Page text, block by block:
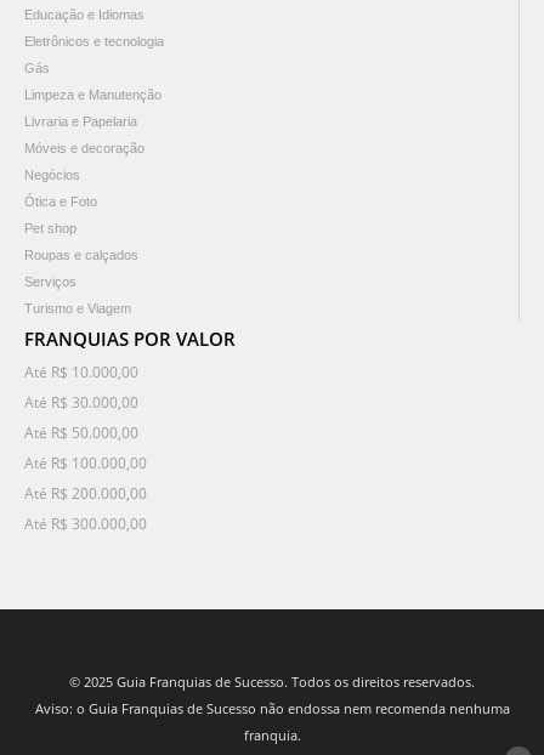
Educação e Idiomas
Eletrônicos e tecnologia
Gás
Limpeza e Manutenção
Livraria e Papelaria
Móveis e decoração
Negócios
Ótica e Foto
Pet shop
Roupas e calçados
Serviços
Turismo e Viagem
FRANQUIAS POR VALOR
Até R$ 10.000,00
Até R$ 30.000,00
Até R$ 50.000,00
Até R$ 100.000,00
Até R$ 200.000,00
Até R$ 300.000,00
© 2025 Guia Franquias de Sucesso. Todos os direitos reservados.
Aviso: o Guia Franquias de Sucesso não endossa nem recomenda nenhuma
franquia.